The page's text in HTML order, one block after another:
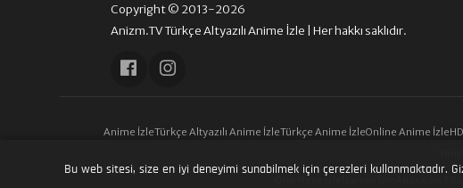
Copyright © 2013-2026
Anizm.TV Türkçe Altyazılı Anime İzle | Her hakkı saklıdır.
Anime İzleTürkçe Altyazılı Anime İzleTürkçe Anime İzleOnline Anime İzle
One Piece İzle
Bu web sitesi, size en iyi deneyimi sunabilmek için çerezleri kullanmaktadır.